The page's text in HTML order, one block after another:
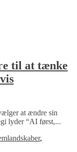
til at tænke
at ændre sin
lyder “AI først,...
,